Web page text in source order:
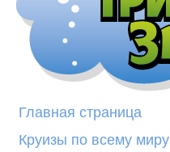
Главная страница
Круизы по всему миру